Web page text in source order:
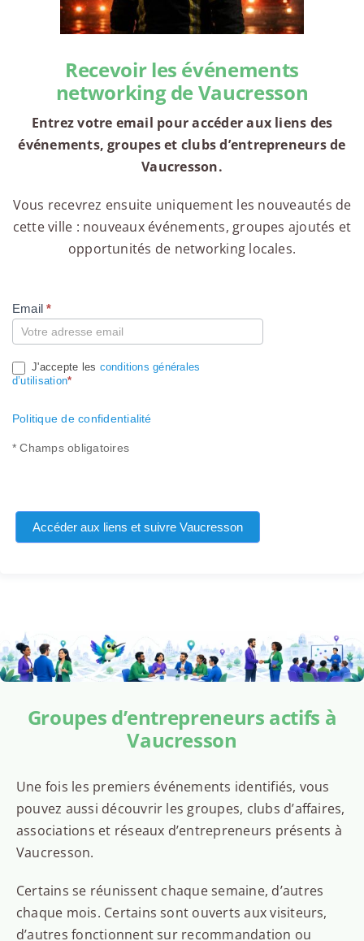
Recevoir les événements
networking de Vaucresson
Entrez votre email pour accéder aux liens des
événements, groupes et clubs d’entrepreneurs de
Vaucresson.
Vous recevrez ensuite uniquement les nouveautés de
cette ville : nouveaux événements, groupes ajoutés et
opportunités de networking locales.
Compte
Email*
J'accepte les conditions générales
d’utilisation*
Politique de confidentialité
* Champs obligatoires
Accéder aux liens et suivre Vaucresson
Groupes d’entrepreneurs actifs à
Vaucresson
Une fois les premiers événements identifiés, vous
pouvez aussi découvrir les groupes, clubs d’affaires,
associations et réseaux d’entrepreneurs présents à
Vaucresson.
Certains se réunissent chaque semaine, d’autres
chaque mois. Certains sont ouverts aux visiteurs,
d’autres fonctionnent sur recommandation ou